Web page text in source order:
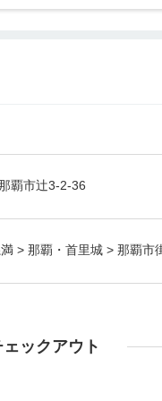
覇市辻3-2-36
> 那覇・首里城 > 那覇市
ックアウト